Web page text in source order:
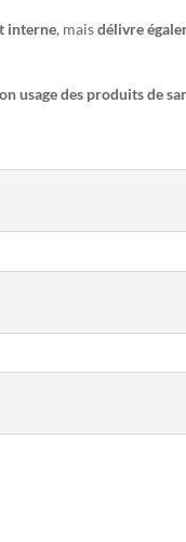
interne, maisdélivre
usage des produits de